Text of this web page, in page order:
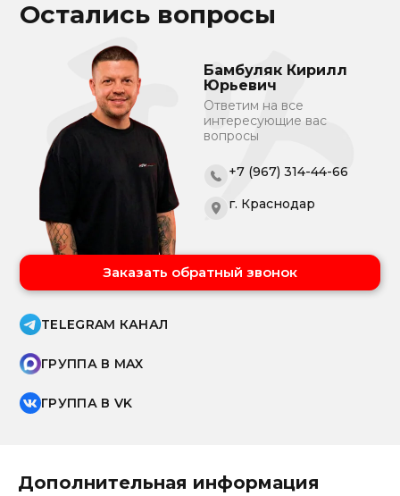
Остались вопросы
Бамбуляк Кирилл
Юрьевич
Ответим на все
интересующие вас
вопросы
+7 (967) 314-44-66
г. Краснодар
Заказать обратный звонок
TELEGRAM КАНАЛ
ГРУППА В MAX
ГРУППА В VK
Дополнительная информация